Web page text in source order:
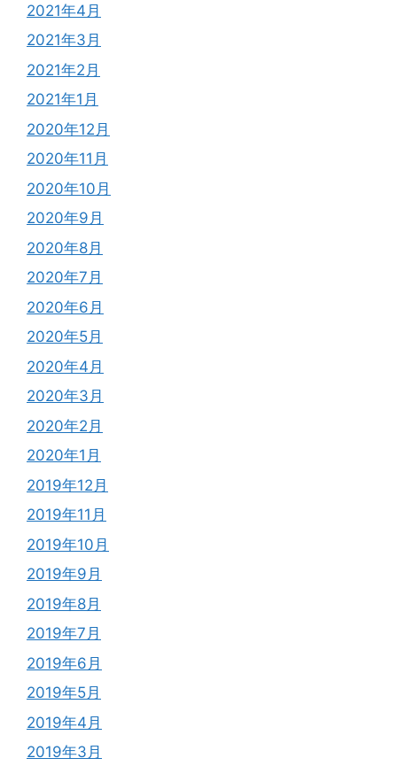
2021年4月
2021年3月
2021年2月
2021年1月
2020年12月
2020年11月
2020年10月
2020年9月
2020年8月
2020年7月
2020年6月
2020年5月
2020年4月
2020年3月
2020年2月
2020年1月
2019年12月
2019年11月
2019年10月
2019年9月
2019年8月
2019年7月
2019年6月
2019年5月
2019年4月
2019年3月